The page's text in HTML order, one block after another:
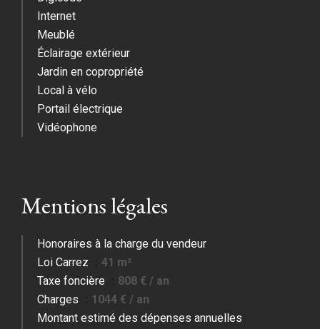
Internet
Meublé
Éclairage extérieur
Jardin en copropriété
Local à vélo
Portail électrique
Vidéophone
Mentions légales
Honoraires à la charge du vendeur
Loi Carrez
41 m²
Taxe foncière
808 € / an
Charges
1044 € / an
Montant estimé des dépenses annuelles